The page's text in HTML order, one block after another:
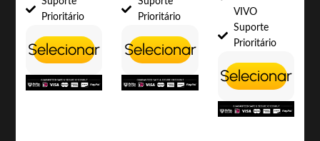
Prioritário
Selecionar
Prioritário
Selecionar
VIVO
Suporte
Prioritário
Selecionar